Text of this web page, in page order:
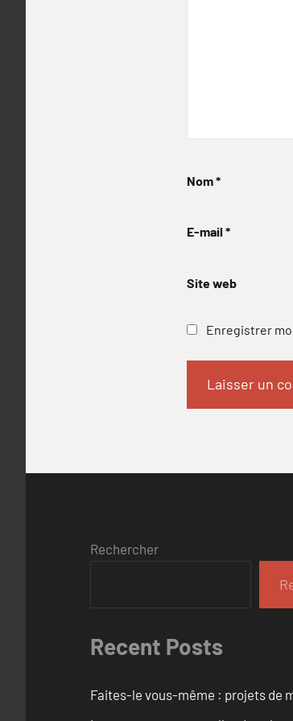
Nom*
E-mail *
Site web
Enregistrer
Rechercher
Recent Posts
Faites-le vous-même : projets de